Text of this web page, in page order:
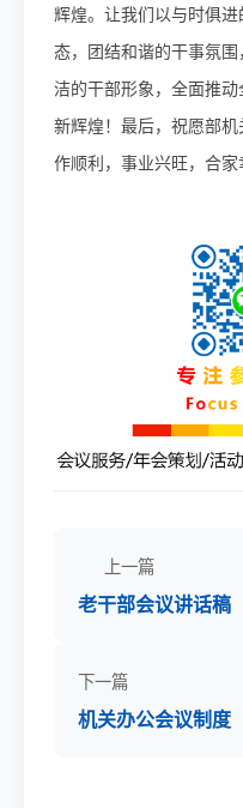
辉煌。让我们以与时俱
态，团结和谐的干事氛
洁的干部形象，全面推
新辉煌！最后，祝愿部
作顺利，事业兴旺，合家
上一篇
老干部会议讲话稿
下一篇
机关办公会议制度